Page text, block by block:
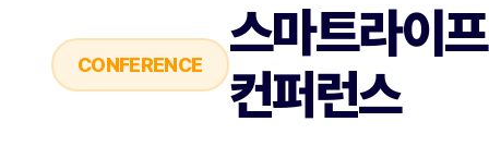
CONFERENCE
스마트라이프
컨퍼런스